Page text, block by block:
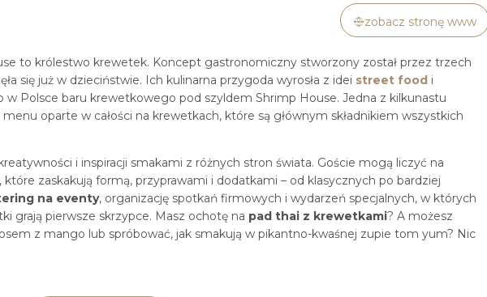
zobacz stronę www
to królestwo krewetek. Koncept gastronomiczny stworzony został przez trzech
się już w dzieciństwie. Ich kulinarna przygoda wyrosła z idei street food i
w Polsce baru krewetkowego pod szyldem Shrimp House. Jedna z kilkunastu
menu oparte w całości na krewetkach, które są głównym składnikiem wszystkich
i inspiracji smakami z różnych stron świata. Goście mogą liczyć na
zaskakują formą, przyprawami i dodatkami – od klasycznych po bardziej
na eventy, organizację spotkań firmowych i wydarzeń specjalnych, w których
grają pierwsze skrzypce. Masz ochotę na pad thai z krewetkami? A możesz
z mango lub spróbować, jak smakują w pikantno-kwaśnej zupie tom yum? Nic